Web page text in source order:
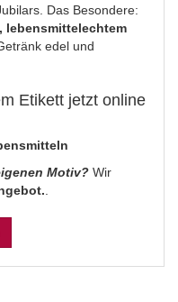
Das Besondere:
lebensmittelechtem
edel und
Etikett jetzt online
Motiv? Wir